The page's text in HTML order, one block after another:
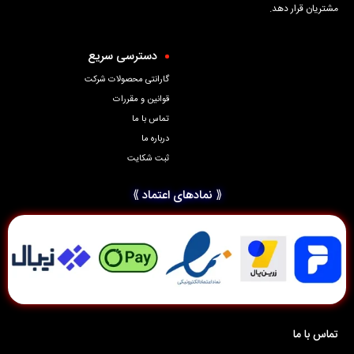
مشتریان قرار دهد.
دسترسی سریع
گارانتی محصولات شرکت
قوانین و مقررات
تماس با ما
درباره ما
ثبت شکایت
⟪ نمادهای اعتماد ⟫
تماس با ما